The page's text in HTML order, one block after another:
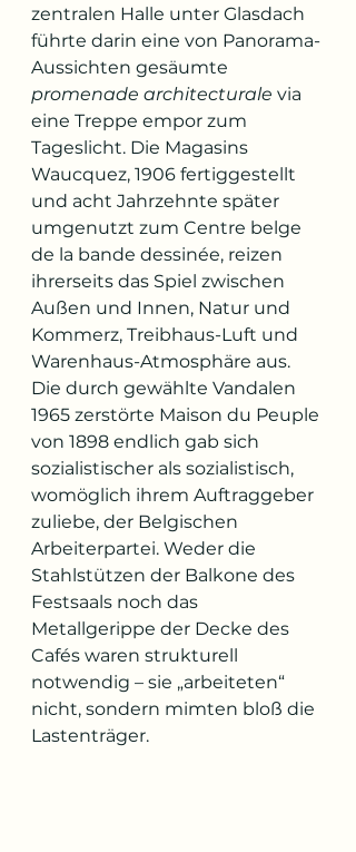
zentralen Halle unter Glasdach
führte darin eine von Panorama-
Aussichten gesäumte
promenade architecturale via
eine Treppe empor zum
Tageslicht. Die Magasins
Waucquez, 1906 fertiggestellt
und acht Jahrzehnte später
umgenutzt zum Centre belge
de la bande dessinée, reizen
ihrerseits das Spiel zwischen
Außen und Innen, Natur und
Kommerz, Treibhaus-Luft und
Warenhaus-Atmosphäre aus.
Die durch gewählte Vandalen
1965 zerstörte Maison du Peuple
von 1898 endlich gab sich
sozialistischer als sozialistisch,
womöglich ihrem Auftraggeber
zuliebe, der Belgischen
Arbeiterpartei. Weder die
Stahlstützen der Balkone des
Festsaals noch das
Metallgerippe der Decke des
Cafés waren strukturell
notwendig – sie „arbeiteten“
nicht, sondern mimten bloß die
Lastenträger.